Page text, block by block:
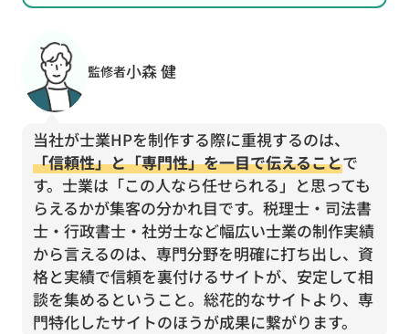
監修者小森 健
当社が士業HPを制作する際に重視するのは、
「信頼性」と「専門性」を一目で伝えることで
す。士業は「この人なら任せられる」と思っても
らえるかが集客の分かれ目です。税理士・司法書
士・行政書士・社労士など幅広い士業の制作実績
から言えるのは、専門分野を明確に打ち出し、資
格と実績で信頼を裏付けるサイトが、安定して相
談を集めるということ。総花的なサイトより、専
門特化したサイトのほうが成果に繋がります。